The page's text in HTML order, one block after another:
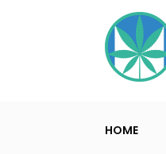
HOME